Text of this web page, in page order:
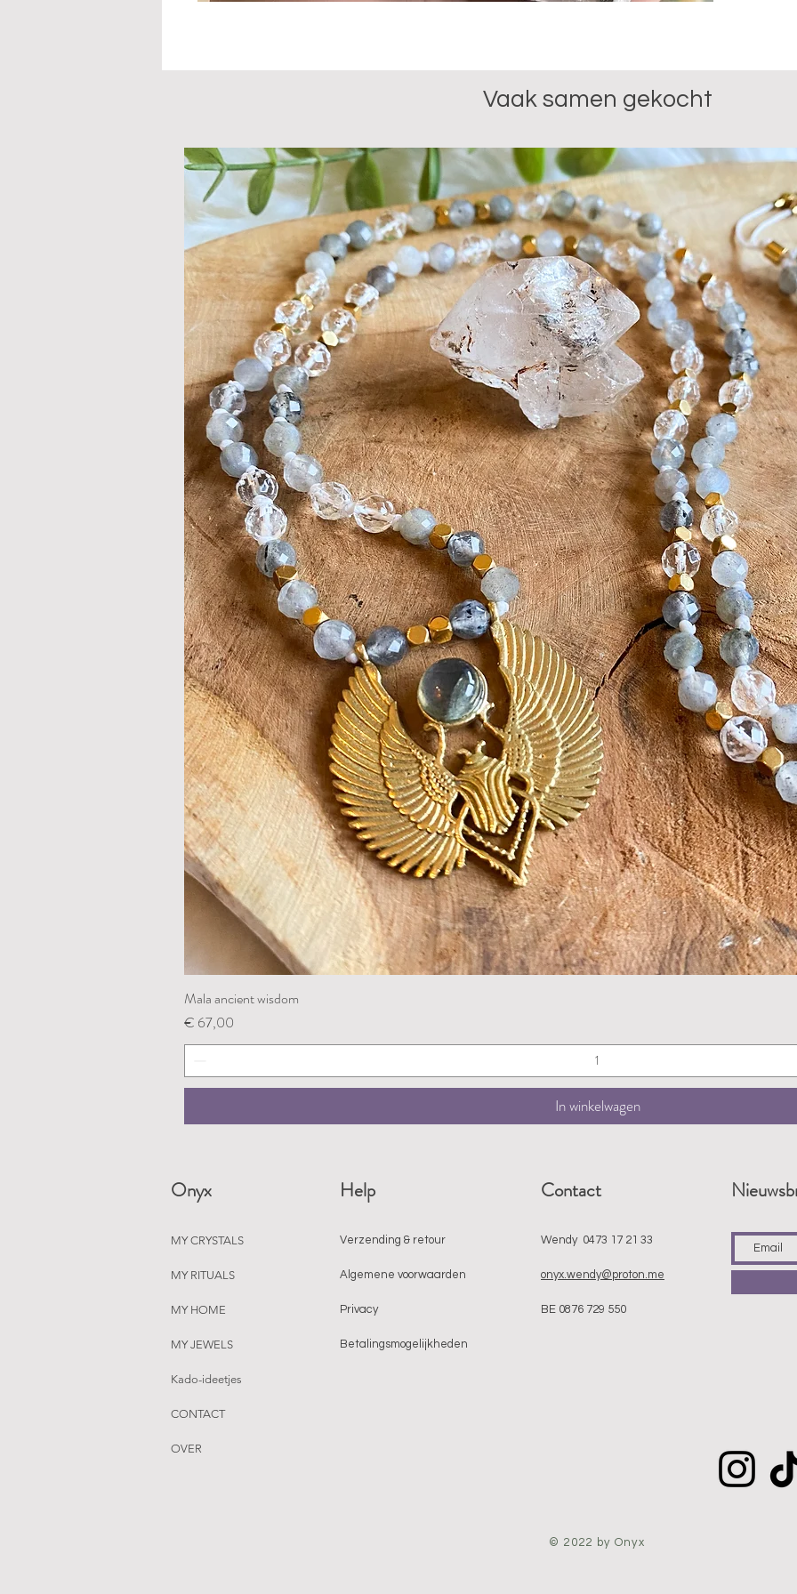
situaties
verruimt
het
samen
Jaspis.
aarden
je
Je
Vaak samen gekocht
Mala ancient wisdom
Prijs
€ 67,00
In winkelwagen
Onyx
MY CRYSTALS
MY RITUALS
MY HOME
MY JEWELS
Kado-ideetjes
CONTACT
OVER
Help
Verzending & retour
Algemene voorwaarden
Privacy
Betalingsmogelijkheden
Contact
Wendy 0473 17 21 33
onyx.wendy@proton.me
BE 0876 729 550
© 2022 by Onyx